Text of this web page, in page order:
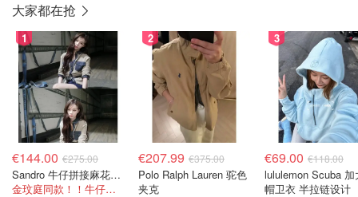
大家都在抢
1
€144.00 €275.00
Sandro 牛仔拼接麻花针织夹克
金玟庭同款！！牛仔拼接超有层次感
2
€207.99 €375.00
Polo Ralph Lauren 驼色
夹克
3
€69.00 €118.00
lululemon Scuba 加
帽卫衣 半拉链设计